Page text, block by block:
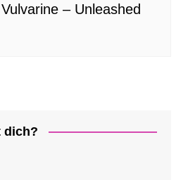
– Unleashed
dich?